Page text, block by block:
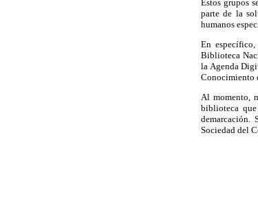
Estos grupos
parte de la
humanos
En
Biblioteca
la Agenda
Conocimiento
Al momento,
biblioteca
demarcación.
Sociedad del